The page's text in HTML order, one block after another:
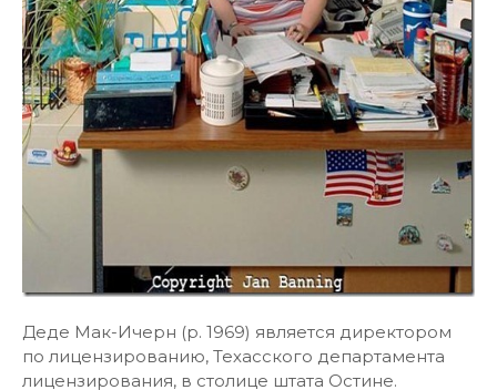
Деде Мак-Ичерн (р. 1969) является директором
по лицензированию, Техасского департамента
лицензирования, в столице штата Остине.